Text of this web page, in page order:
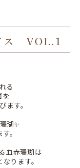
ス VOL.1
る
を
ます。
瑚✨
。
血赤珊瑚は
ります。